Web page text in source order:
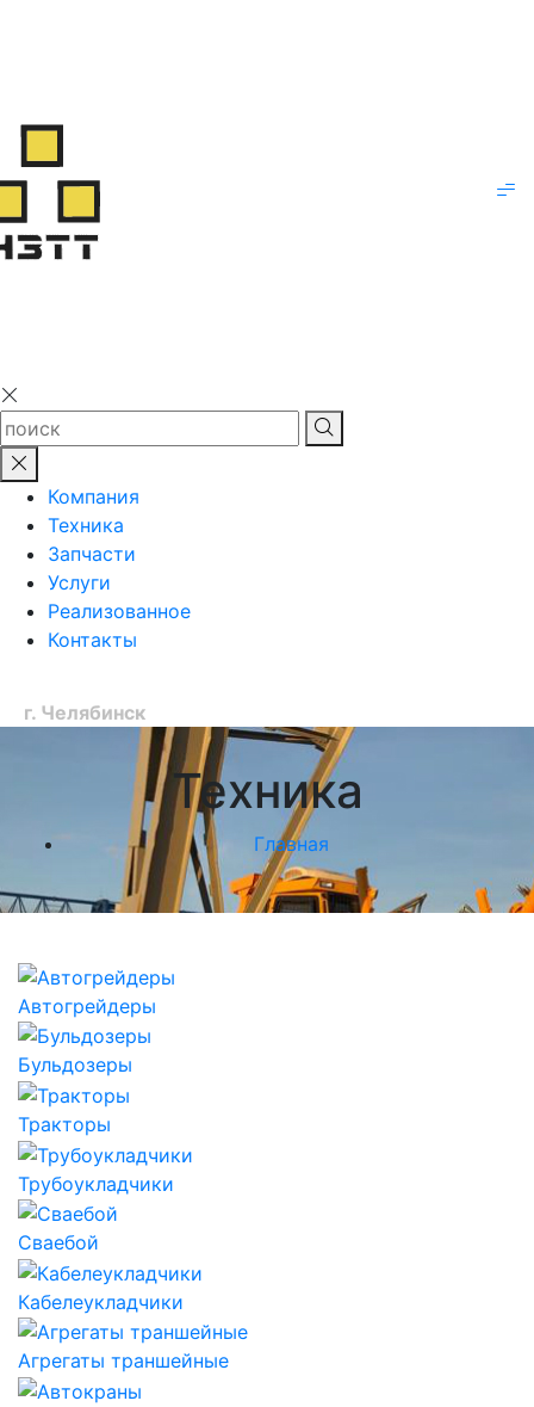
Компания
Техника
Запчасти
Услуги
Реализованное
Контакты
г. Челябинск
Техника
Главная
Автогрейдеры
Бульдозеры
Тракторы
Трубоукладчики
Сваебой
Кабелеукладчики
Агрегаты траншейные